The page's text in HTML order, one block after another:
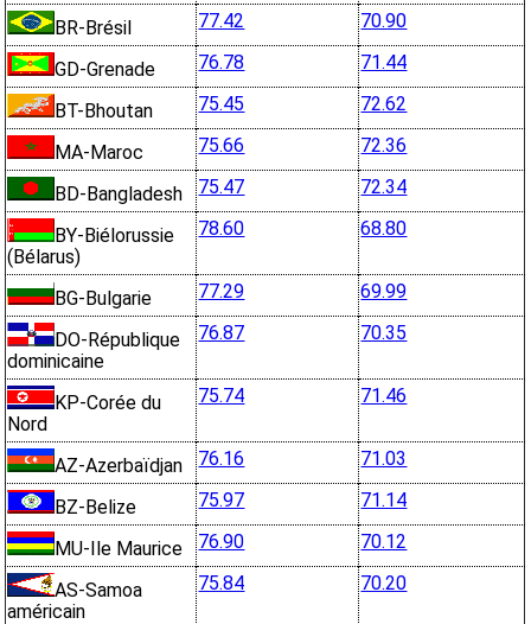
BR-Brésil 77.42 70.90
GD-Grenade 76.78 71.44
BT-Bhoutan 75.45 72.62
MA-Maroc 75.66 72.36
BD-Bangladesh 75.47 72.34
BY-Biélorussie
(Bélarus)
78.60 68.80
BG-Bulgarie 77.29 69.99
DO-République
dominicaine
76.87 70.35
KP-Corée du
Nord
75.74 71.46
AZ-Azerbaïdjan 76.16 71.03
BZ-Belize 75.97 71.14
MU-Ile Maurice 76.90 70.12
AS-Samoa
américain
75.84 70.20